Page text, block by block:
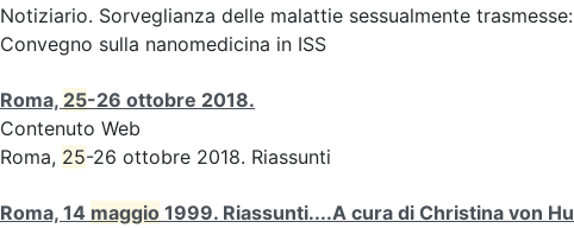
Notiziario. Sorveglianza delle malattie sessualmente
Convegno sulla nanomedicina in ISS
Roma, 25-26 ottobre 2018.
Contenuto Web
Roma, 25-26 ottobre 2018. Riassunti
Roma, 14 maggio 1999. Riassunti....A cura di Christina von